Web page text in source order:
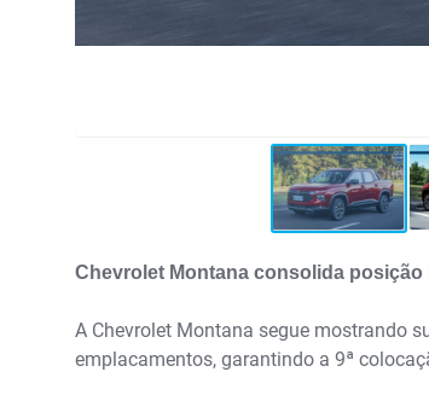
Chevrolet Montana consolida posição
A Chevrolet Montana segue mostrando
emplacamentos, garantindo a 9ª